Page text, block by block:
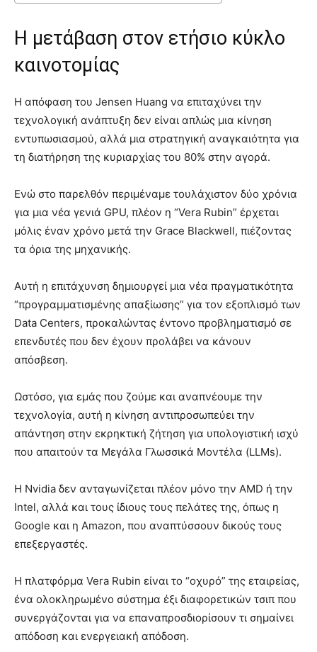
Η μετάβαση στον ετήσιο κύκλο
καινοτομίας
Η απόφαση του Jensen Huang να επιταχύνει την
τεχνολογική ανάπτυξη δεν είναι απλώς μια κίνηση
εντυπωσιασμού, αλλά μια στρατηγική αναγκαιότητα για
τη διατήρηση της κυριαρχίας του 80% στην αγορά.
Ενώ στο παρελθόν περιμέναμε τουλάχιστον δύο χρόνια
για μια νέα γενιά GPU, πλέον η “Vera Rubin” έρχεται
μόλις έναν χρόνο μετά την Grace Blackwell, πιέζοντας
τα όρια της μηχανικής.
Αυτή η επιτάχυνση δημιουργεί μια νέα πραγματικότητα
“προγραμματισμένης απαξίωσης” για τον εξοπλισμό των
Data Centers, προκαλώντας έντονο προβληματισμό σε
επενδυτές που δεν έχουν προλάβει να κάνουν
απόσβεση.
Ωστόσο, για εμάς που ζούμε και αναπνέουμε την
τεχνολογία, αυτή η κίνηση αντιπροσωπεύει την
απάντηση στην εκρηκτική ζήτηση για υπολογιστική ισχύ
που απαιτούν τα Μεγάλα Γλωσσικά Μοντέλα (LLMs).
Η Nvidia δεν ανταγωνίζεται πλέον μόνο την AMD ή την
Intel, αλλά και τους ίδιους τους πελάτες της, όπως η
Google και η Amazon, που αναπτύσσουν δικούς τους
επεξεργαστές.
Η πλατφόρμα Vera Rubin είναι το “οχυρό” της εταιρείας,
ένα ολοκληρωμένο σύστημα έξι διαφορετικών τσιπ που
συνεργάζονται για να επαναπροσδιορίσουν τι σημαίνει
απόδοση και ενεργειακή απόδοση.